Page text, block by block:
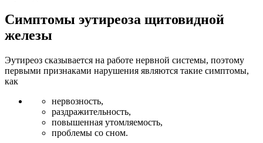
Симптомы эутиреоза щитовидной
железы
Эутиреоз сказывается на работе нервной системы, поэтому
первыми признаками нарушения являются такие симптомы,
как
нервозность,
раздражительность,
повышенная утомляемость,
проблемы со сном.